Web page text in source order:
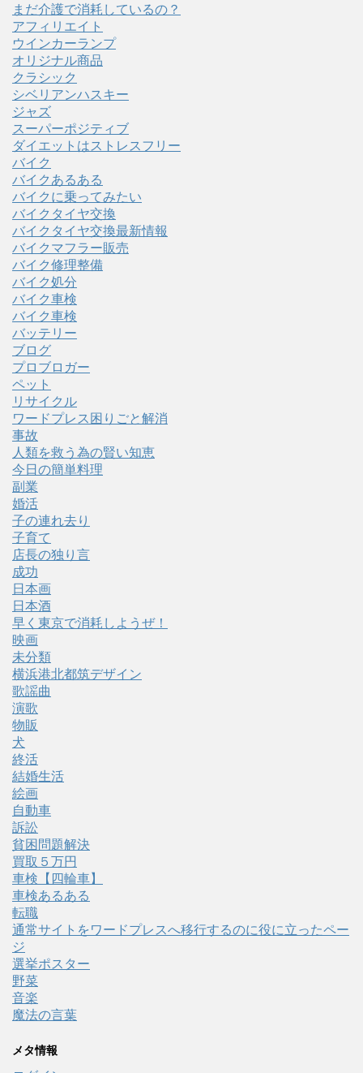
まだ介護で消耗しているの？
アフィリエイト
ウインカーランプ
オリジナル商品
クラシック
シベリアンハスキー
ジャズ
スーパーポジティブ
ダイエットはストレスフリー
バイク
バイクあるある
バイクに乗ってみたい
バイクタイヤ交換
バイクタイヤ交換最新情報
バイクマフラー販売
バイク修理整備
バイク処分
バイク車検
バイク車検
バッテリー
ブログ
プロブロガー
ペット
リサイクル
ワードプレス困りごと解消
事故
人類を救う為の賢い知恵
今日の簡単料理
副業
婚活
子の連れ去り
子育て
店長の独り言
成功
日本画
日本酒
早く東京で消耗しようぜ！
映画
未分類
横浜港北都筑デザイン
歌謡曲
演歌
物販
犬
終活
結婚生活
絵画
自動車
訴訟
貧困問題解決
買取５万円
車検【四輪車】
車検あるある
転職
通常サイトをワードプレスへ移行するのに役に立ったペー
ジ
選挙ポスター
野菜
音楽
魔法の言葉
メタ情報